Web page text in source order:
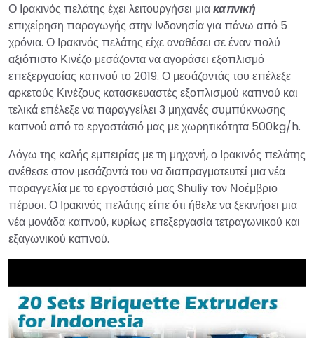
Ο Ιρακινός πελάτης έχει λειτουργήσει μιακαπνική
επιχείρηση παραγωγής στην Ινδονησία για πάνω από 5
χρόνια. Ο Ιρακινός πελάτης είχε αναθέσει σε έναν πολύ
αξιόπιστο Κινέζο μεσάζοντα να αγοράσει εξοπλισμό
επεξεργασίας καπνού το 2019. Ο μεσάζοντάς του επέλεξε
αρκετούς Κινέζους κατασκευαστές εξοπλισμού καπνού και
τελικά επέλεξε να παραγγείλει 3 μηχανές συμπύκνωσης
καπνού από το εργοστάσιό μας με χωρητικότητα 500kg/h.
Λόγω της καλής εμπειρίας με τη μηχανή, ο Ιρακινός πελάτης
ανέθεσε στον μεσάζοντά του να διαπραγματευτεί μια νέα
παραγγελία με το εργοστάσιό μας Shuliy τον Νοέμβριο
πέρυσι. Ο Ιρακινός πελάτης είπε ότι ήθελε να ξεκινήσει μια
νέα μονάδα καπνού, κυρίως επεξεργασία τετραγωνικού και
εξαγωνικού καπνού.